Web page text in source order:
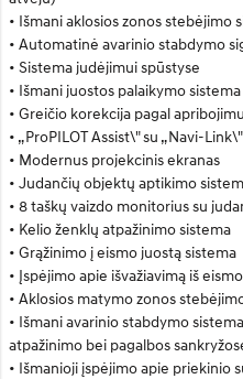
• Išmani aklosios zonos stebėjimo
• Automatinė avarinio stabdymo
• Sistema judėjimui spūstyse
• Išmani juostos palaikymo sistema
• Greičio korekcija pagal
• „ProPILOT Assist\" su „Navi-Link\"
• Modernus projekcinis ekranas
• Judančių objektų aptikimo
• 8 taškų vaizdo monitorius su
• Kelio ženklų atpažinimo sistema
• Grąžinimo į eismo juostą sistema
• Įspėjimo apie išvažiavimą iš
• Aklosios matymo zonos
• Išmani avarinio stabdymo
atpažinimo bei pagalbos
• Išmanioji įspėjimo apie priekinio